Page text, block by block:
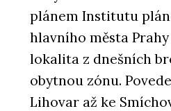
plánem Institutu
hlavního města
lokalita z dnešních
obytnou zónu.
Lihovar až ke